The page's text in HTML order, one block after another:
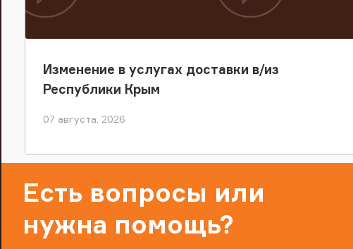
Изменение в услугах доставки в/из
Республики Крым
07 августа, 2026
Есть вопросы или
нужна помощь?